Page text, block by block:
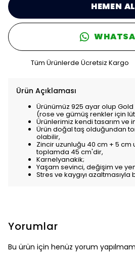
HEMEN AL
Tüm Ürünlerde Ücretsiz Kargo
Ürün Açıklaması
Ürünümüz 925 ayar olup
(rose ve gümüş renkler için
Ürünlerimiz kendi tasarım ve
Ürün doğal taş olduğundan
olabilir,
Zincir uzunluğu 40 cm + 5 cm
toplamda 45 cm'dir,
Karnelyanakik;
Yaşam sevinci, değişim ve
Stres ve kaygıyı azaltmasıyla
Yorumlar
Bu ürün için henüz yorum